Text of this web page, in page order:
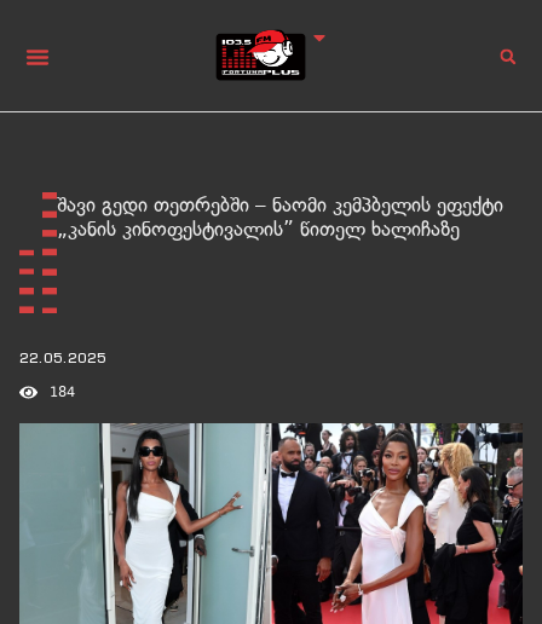
შავი გედი თეთრებში – ნაომი კემპბელის ეფექტი
„კანის კინოფესტივალის” წითელ ხალიჩაზე
22.05.2025
184